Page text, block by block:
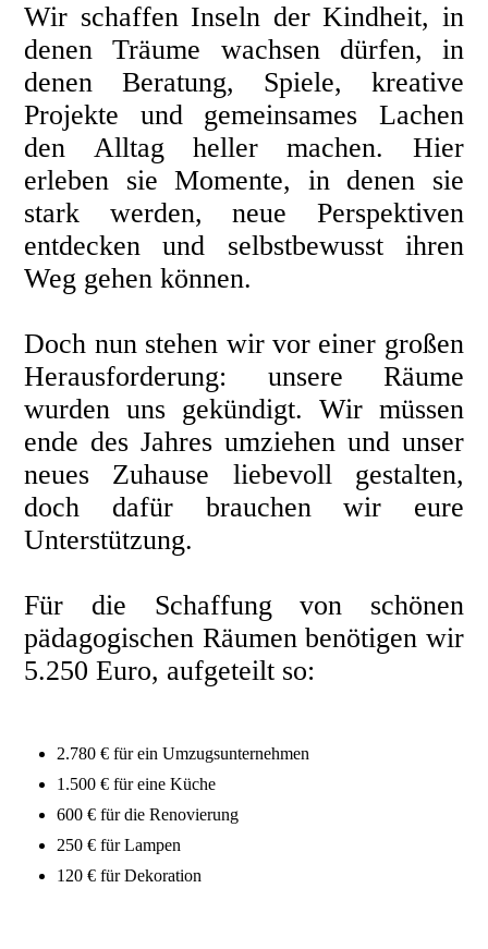
Wir schaffen Inseln der Kindheit, in
denen Träume wachsen dürfen, in
denen Beratung, Spiele, kreative
Projekte und gemeinsames Lachen
den Alltag heller machen. Hier
erleben sie Momente, in denen sie
stark werden, neue Perspektiven
entdecken und selbstbewusst ihren
Weg gehen können.
Doch nun stehen wir vor einer großen
Herausforderung: unsere Räume
wurden uns gekündigt. Wir müssen
ende des Jahres umziehen und unser
neues Zuhause liebevoll gestalten,
doch dafür brauchen wir eure
Unterstützung.
Für die Schaffung von schönen
pädagogischen Räumen benötigen wir
5.250 Euro, aufgeteilt so:
2.780 € für ein Umzugsunternehmen
1.500 € für eine Küche
600 € für die Renovierung
250 € für Lampen
120 € für Dekoration